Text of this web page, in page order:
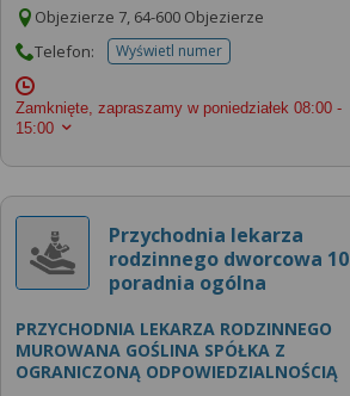
Objezierze 7, 64-600 Objezierze
Telefon:
Wyświetl numertelefonu do placowki
Zamknięte, zapraszamy w poniedziałek 08:00 -
15:00
Przychodnia lekarza
rodzinnego dworcowa 10
poradnia ogólna
PRZYCHODNIA LEKARZA RODZINNEGO
MUROWANA GOŚLINA SPÓŁKA Z
OGRANICZONĄ ODPOWIEDZIALNOŚCIĄ